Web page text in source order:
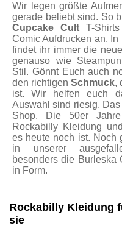
Wir legen größte
gerade beliebt sind. So
Cupcake Cult T-
Comic Aufdrucken an.
findet ihr immer die
genauso wie
Stil. Gönnt Euch auch
den richtigenSchmuck,
ist. Wir helfen euch
Auswahl sind riesig.
Shop. Die 50er
Rockabilly Kleidung
es heute noch ist. Noch
in unserer
besonders die Burleska
in Form.
Rockabilly Kleidung
sie